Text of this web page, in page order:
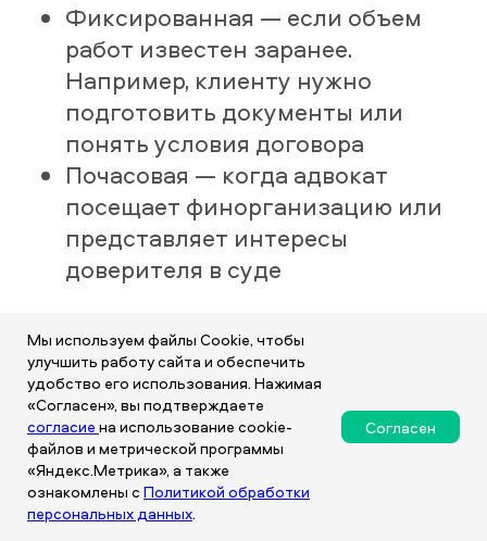
Фиксированная — если объем
работ известен заранее.
Например, клиенту нужно
подготовить документы или
понять условия договора
Почасовая — когда адвокат
посещает финорганизацию или
представляет интересы
доверителя в суде
Услуги юриста по банковским делам
обходятся дешевле требований
кредиторов. Их стоимость оправдана
опытом и высоким уровнем
подготовки специалистов. На
встрече кредитный юрист озвучит
Мы используем файлы Cookie, чтобы
улучшить работу сайта и обеспечить
удобство его использования. Нажимая
«Согласен», вы подтверждаете
согласие на использование cookie-
файлов и метрической программы
«Яндекс.Метрика», а также
ознакомлены с Политикой обработки
персональных данных.
Согласен